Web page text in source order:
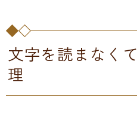
文字を読まなく
理